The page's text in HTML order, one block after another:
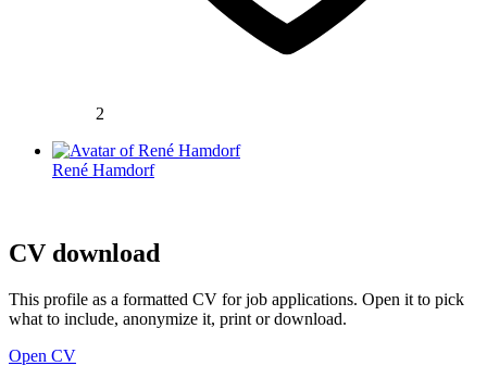
2
René Hamdorf
CV download
This profile as a formatted CV for job applications. Open it to pick
what to include, anonymize it, print or download.
Open CV